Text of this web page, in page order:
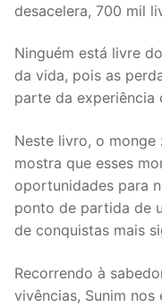
desacelera, 700 mil
Ninguém está livre
da vida, pois as
parte da experiência
Neste livro, o monge
mostra que esses
oportunidades para
ponto de partida de
de conquistas mais
Recorrendo à
vivências, Sunim nos